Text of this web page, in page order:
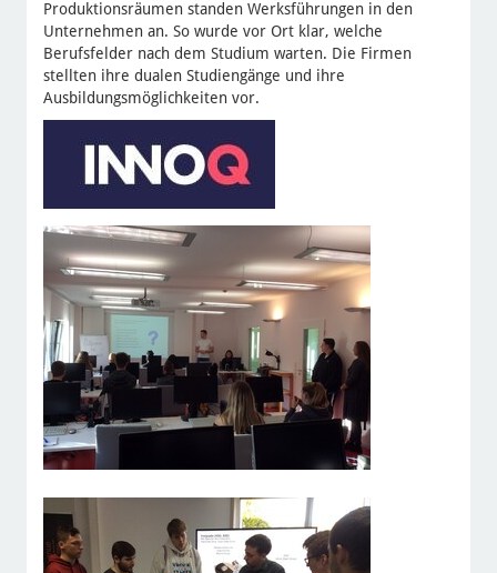
Produktionsräumen standen Werksführungen in den
Unternehmen an. So wurde vor Ort klar, welche
Berufsfelder nach dem Studium warten. Die Firmen
stellten ihre dualen Studiengänge und ihre
Ausbildungsmöglichkeiten vor.